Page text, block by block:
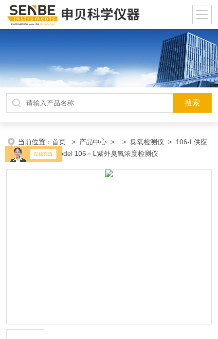
当前位置：首页 > 产品中心 > >臭氧检测仪 > 106-L供应
美国2B公司Model 106－L紫外臭氧浓度检测仪